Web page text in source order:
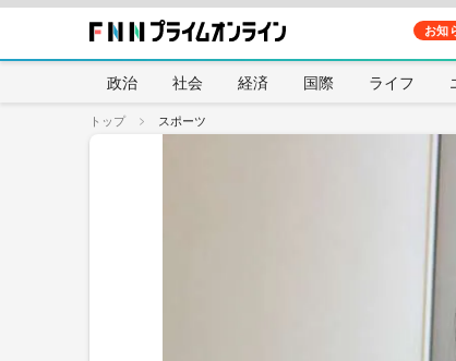
お知
政治 社会 経済 国際 ライフ
トップ スポーツ